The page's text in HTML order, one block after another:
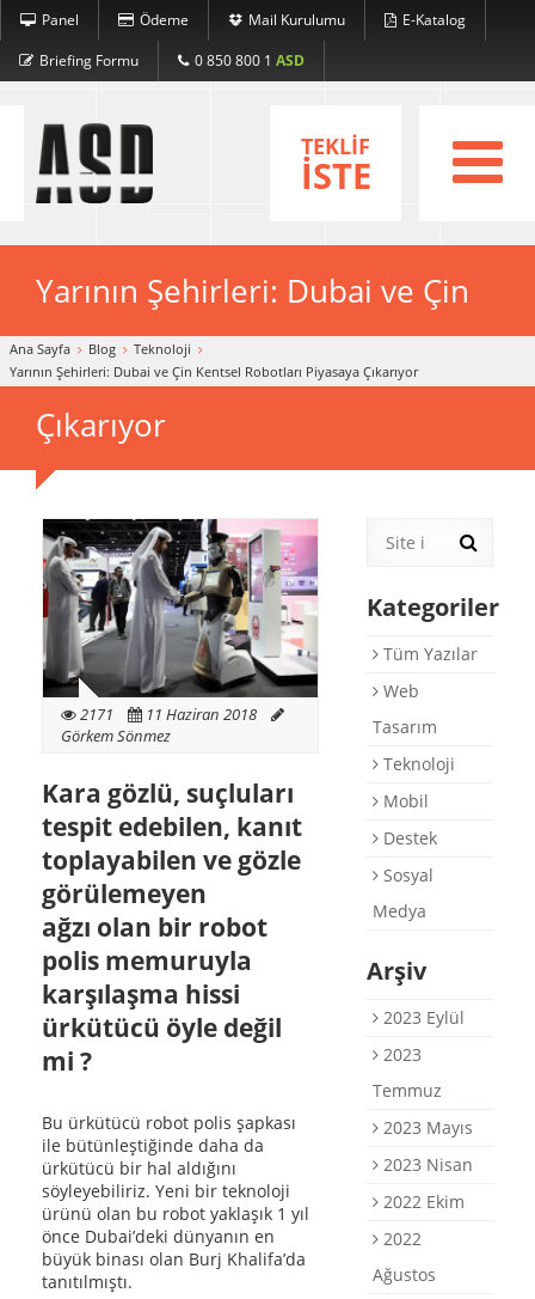
Panel Ödeme Mail Kurulumu
E-Katalog
Briefing Formu
0 850 800 1 ASD
TEKLİF
İSTE
Hakkımızda
Portfolyo
Referanslar
Blog
İletişim
English
Windows Panel
Linux Panel
Mail Kurulumu
Destek
E-Katalog
Briefing Formu
0 850 800 1 ASD
Yarının Şehirleri: Dubai ve Çin
Kentsel Robotları Piyasaya
Çıkarıyor
Ana Sayfa Blog
Teknoloji
Yarının Şehirleri: Dubai ve Çin Kentsel Robotları Piyasaya Çıkarıyor
2171
11 Haziran 2018
Görkem Sönmez
Kara gözlü, suçluları
tespit edebilen, kanıt
toplayabilen ve gözle
görülemeyen
ağzı olan bir robot
polis memuruyla
karşılaşma hissi
ürkütücü öyle değil
mi ?
Bu ürkütücü robot polis şapkası
ile bütünleştiğinde daha da
ürkütücü bir hal aldığını
söyleyebiliriz. Yeni bir teknoloji
ürünü olan bu robot yaklaşık 1 yıl
önce Dubai’deki dünyanın en
büyük binası olan Burj Khalifa’da
tanıtılmıştı.
Kategoriler
Tüm Yazılar
Web
Tasarım
Teknoloji
Mobil
Destek
Sosyal
Medya
Arşiv
2023 Eylül
2023
Temmuz
2023 Mayıs
2023 Nisan
2022 Ekim
2022
Ağustos